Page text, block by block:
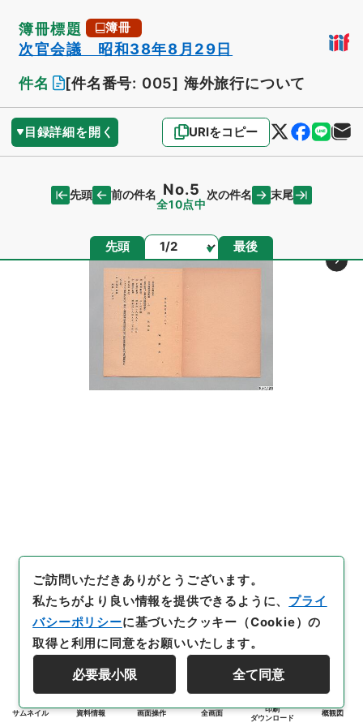
簿冊標題 簿冊
次官会議 昭和38年8月29日
件名
[件名番号: 005] 海外旅行について
目録詳細を開く URIをコピー
先頭 前の件名 No.5
全10点中
次の件名 末尾
先頭 ページ 最後
サムネイル 資料情報 画面操作 全画面
印刷
ダウンロード
概観図
ご訪問いただきありがとうございます。
私たちがより良い情報を提供できるように、 プライ
バシーポリシーに基づいたクッキー（Cookie）の
取得と利用に同意をお願いいたします。
必要最小限 全て同意